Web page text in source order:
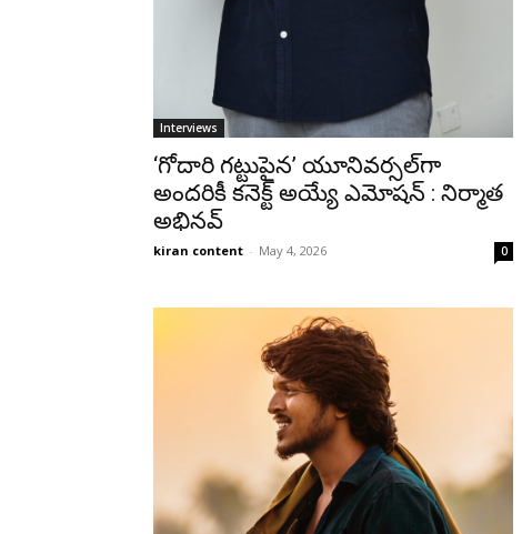
Interviews
‘గోదారి గట్టుపైన’ యూనివర్సల్‌గా
అందరికీ కనెక్ట్ అయ్యే ఎమోషన్‌ : నిర్మాత
అభినవ్
kiran content - May 4, 2026 0